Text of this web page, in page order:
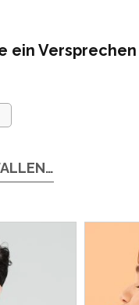
ein Versprechen